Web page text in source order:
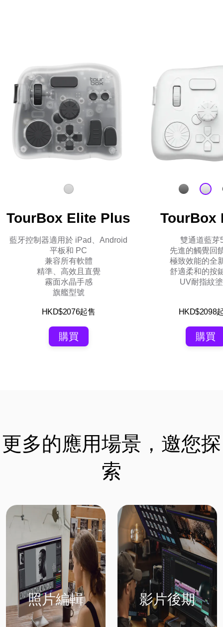
TourBox Elite Plus
藍牙控制器適用於 iPad、Android
平板和 PC
兼容所有軟體
精準、高效且直覺
霧面水晶手感
旗艦型號
HKD$2076起售
購買
TourBox
雙通道藍芽
先進的觸覺回
極致效能的全
舒適柔和的按
UV耐指紋
HKD$2098
購買
更多的應用場景，邀您探
索
照片編輯 影片後期